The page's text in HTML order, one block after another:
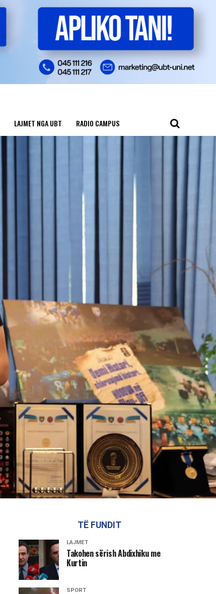
LAJMET NGA UBT RADIO CAMPUS
TË FUNDIT
LAJMET
Takohen sërish Abdixhiku me
Kurtin
SPORT